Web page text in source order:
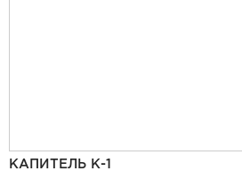
КАПИТЕЛЬ К-1